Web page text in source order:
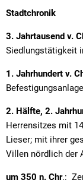
Stadtchronik
3. Jahrtausend v.
Siedlungstätigkeit
1. Jahrhundert v.
2. Hälfte, 2.
Herrensitzes mit
Lieser; mit ihrer
Villen nördlich der
um 350 n. Chr.: